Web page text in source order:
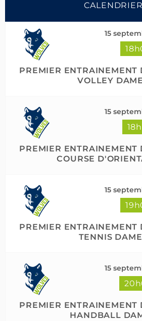
Charger plus Suivre
CALENDRIER
15
PREMIER ENTRAINEMENT
VOLLEY
15
PREMIER ENTRAINEMENT
COURSE
15
PREMIER ENTRAINEMENT
TENNIS
15
PREMIER ENTRAINEMENT
HANDBALL